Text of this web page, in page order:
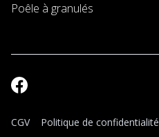
Poêle à granulés
CGV Politique de confidentialité